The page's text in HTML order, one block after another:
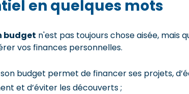
en quelques mots
budget n'est pas toujours chose aisée, mais
vos finances personnelles.
budget permet de financer ses projets,
et d’éviter les découverts ;